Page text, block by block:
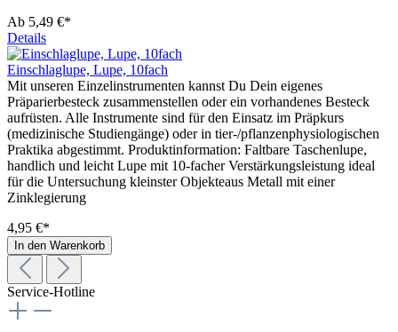
Ab 5,49 €*
Details
Einschlaglupe, Lupe, 10fach
Mit unseren Einzelinstrumenten kannst Du Dein eigenes
Präparierbesteck zusammenstellen oder ein vorhandenes Besteck
aufrüsten. Alle Instrumente sind für den Einsatz im Präpkurs
(medizinische Studiengänge) oder in tier-/pflanzenphysiologischen
Praktika abgestimmt. Produktinformation: Faltbare Taschenlupe,
handlich und leicht Lupe mit 10-facher Verstärkungsleistung ideal
für die Untersuchung kleinster Objekteaus Metall mit einer
Zinklegierung
4,95 €*
In den Warenkorb
Service-Hotline